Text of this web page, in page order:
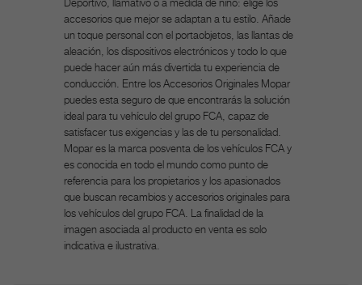
Deportivo, llamativo o a medida de niño: elige los
accesorios que mejor se adaptan a tu estilo. Añade
un toque personal con el portaobjetos, las llantas de
aleación, los dispositivos electrónicos y todo lo que
puede hacer aún más divertida tu experiencia de
conducción. Entre los Accesorios Originales Mopar
puedes esta seguro de que encontrarás la solución
ideal para tu vehículo del grupo FCA, capaz de
satisfacer tus exigencias y las de tu personalidad.
Mopar es la marca posventa de los vehículos FCA y
es conocida en todo el mundo como punto de
referencia para los propietarios y los apasionados
que buscan recambios y accesorios originales para
los vehículos del grupo FCA. La finalidad de la
imagen asociada al producto en venta es solo
indicativa e ilustrativa.